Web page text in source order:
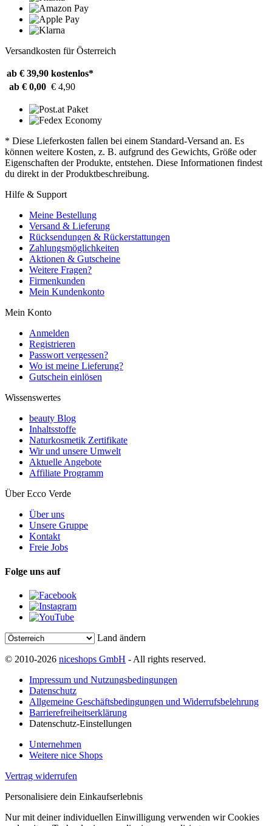
Versandkosten für Österreich
ab € 39,90 kostenlos*
ab € 0,00 € 4,90
* Diese Lieferkosten fallen bei einem Standard-Versand an. Es
können weitere Kosten, z. B. aufgrund des Gewichts, Größe oder
Eigenschaften der Produkte, entstehen. Diese Informationen findest
du direkt in der Produktbeschreibung.
Hilfe & Support
Meine Bestellung
Versand & Lieferung
Rücksendungen & Rückerstattungen
Zahlungsmöglichkeiten
Aktionen & Gutscheine
Weitere Fragen?
Firmenkunden
Mein Kundenkonto
Mein Konto
Anmelden
Registrieren
Passwort vergessen?
Wo ist meine Lieferung?
Gutschein einlösen
Wissenswertes
beauty Blog
Inhaltsstoffe
Naturkosmetik Zertifikate
Wir und unsere Umwelt
Aktuelle Angebote
Affiliate Programm
Über Ecco Verde
Über uns
Unsere Gruppe
Kontakt
Freie Jobs
Folge uns auf
Land ändern
© 2010-2026 niceshops GmbH - All rights reserved.
Impressum und Nutzungsbedingungen
Datenschutz
Allgemeine Geschäftsbedingungen und Widerrufsbelehrung
Barrierefreiheitserklärung
Datenschutz-Einstellungen
Unternehmen
Weitere nice Shops
Vertrag widerrufen
Personalisiere dein Einkaufserlebnis
Nur mit deiner individuellen Einwilligung verwenden wir Cookies